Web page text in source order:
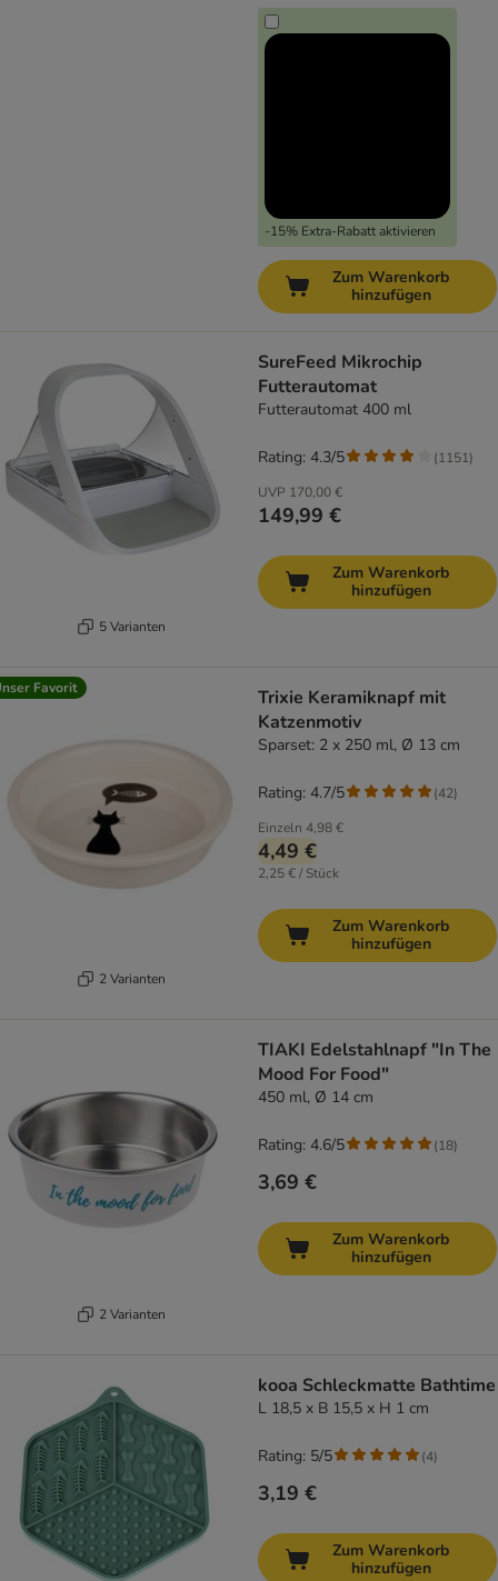
-15% Extra-Rabatt aktivieren
Zum Warenkorb
hinzufügen
5 Varianten
SureFeed Mikrochip
Futterautomat
Futterautomat 400 ml
UVP 170,00 €
149,99 €
Rating: 4.3/5 (1151)
Zum Warenkorb
hinzufügen
Favorit
2 Varianten
Trixie Keramiknapf mit
Katzenmotiv
Sparset: 2 x 250 ml, Ø 13 cm
Einzeln 4,98 €
4,49 €
2,25 € / Stück
Rating: 4.7/5 (42)
Zum Warenkorb
hinzufügen
2 Varianten
TIAKI Edelstahlnapf "In The
Mood For Food"
450 ml, Ø 14 cm
3,69 €
Rating: 4.6/5 (18)
Zum Warenkorb
hinzufügen
kooa Schleckmatte Bathtime
L 18,5 x B 15,5 x H 1 cm
3,19 €
Rating: 5/5 (4)
Zum Warenkorb
hinzufügen